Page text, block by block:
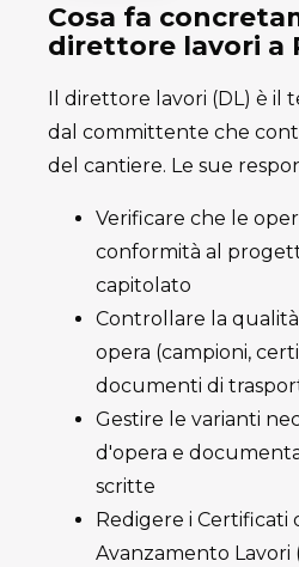
Cosa fa
direttore lavori a
Il direttore lavori (DL) è il
dal committente che
del cantiere. Le sue
Verificare che le
conformità al
capitolato
Controllare la
opera (campioni,
documenti di
Gestire le varianti
d'opera e
scritte
Redigere i Certificati
Avanzamento Lavori